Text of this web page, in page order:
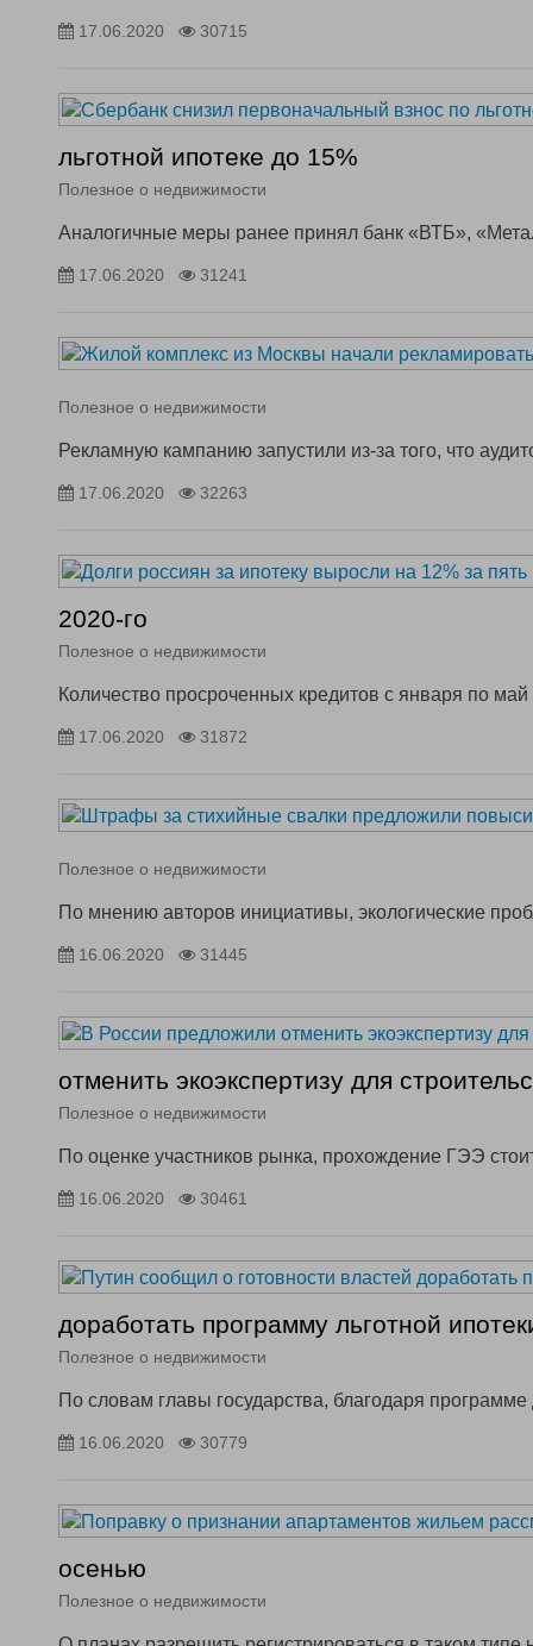
17.06.2020 30715
льготной ипотеке до 15%
Полезное о недвижимости
Аналогичные меры ранее принял банк «ВТБ»,
17.06.2020 31241
Полезное о недвижимости
Рекламную кампанию запустили из-за того, что
17.06.2020 32263
2020-го
Полезное о недвижимости
Количество просроченных кредитов с января по
17.06.2020 31872
Полезное о недвижимости
По мнению авторов инициативы, экологические
16.06.2020 31445
отменить экоэкспертизу для
Полезное о недвижимости
По оценке участников рынка, прохождение ГЭЭ
16.06.2020 30461
доработать программу льготной
Полезное о недвижимости
По словам главы государства, благодаря
16.06.2020 30779
осенью
Полезное о недвижимости